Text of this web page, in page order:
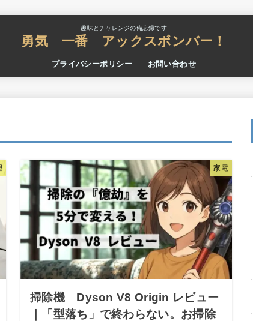
趣味とチャレンジの備忘録です
勇気 一番 アックスボンバー！
プライバシーポリシー お問い合わせ
家電
掃除機 Dyson V8 Origin レビュー
｜「型落ち」で終わらない。お掃除